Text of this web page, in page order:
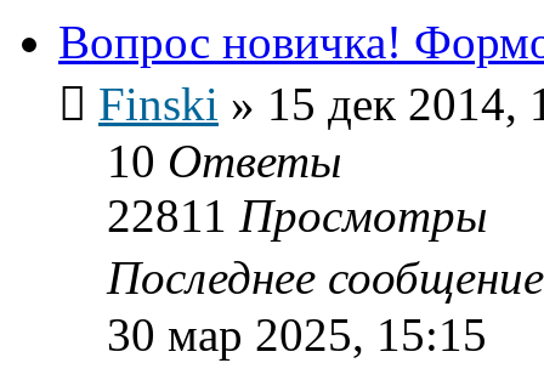
Вопрос новичка!
Finski » 15 дек 2014,
10 Ответы
22811 Просмотры
Последнее
30 мар 2025, 15:15